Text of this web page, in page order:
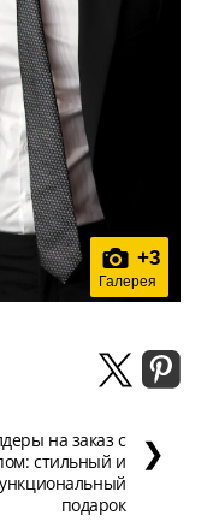
+3
Галерея
на заказ с
стильный и
подарок
❯